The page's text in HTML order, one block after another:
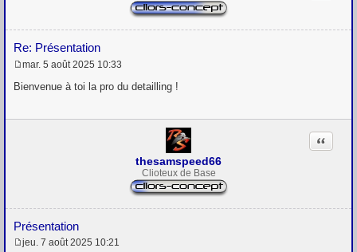
Re: Présentation
e
a
mar. 5 août 2025 10:33
Bienvenue à toi la pro du detailling !
thesamspeed66
Clioteux de Base
Présentation
Citation
jeu. 7 août 2025 10:21